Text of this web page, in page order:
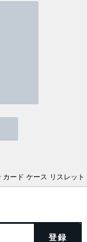
ード ケース リスレット
登録